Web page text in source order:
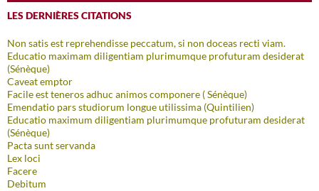
LES DERNIÈRES CITATIONS
Non satis est reprehendisse peccatum, si non doceas recti viam.
Educatio maximam diligentiam plurimumque profuturam desiderat
(Sénèque)
Caveat emptor
Facile est teneros adhuc animos componere ( Sénèque)
Emendatio pars studiorum longue utilissima (Quintilien)
Educatio maximum diligentiam plurimumque profuturam desiderat
(Sénèque)
Pacta sunt servanda
Lex loci
Facere
Debitum